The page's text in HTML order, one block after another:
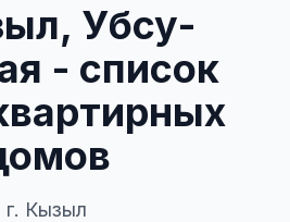
Убсу-
- список
г. Кызыл